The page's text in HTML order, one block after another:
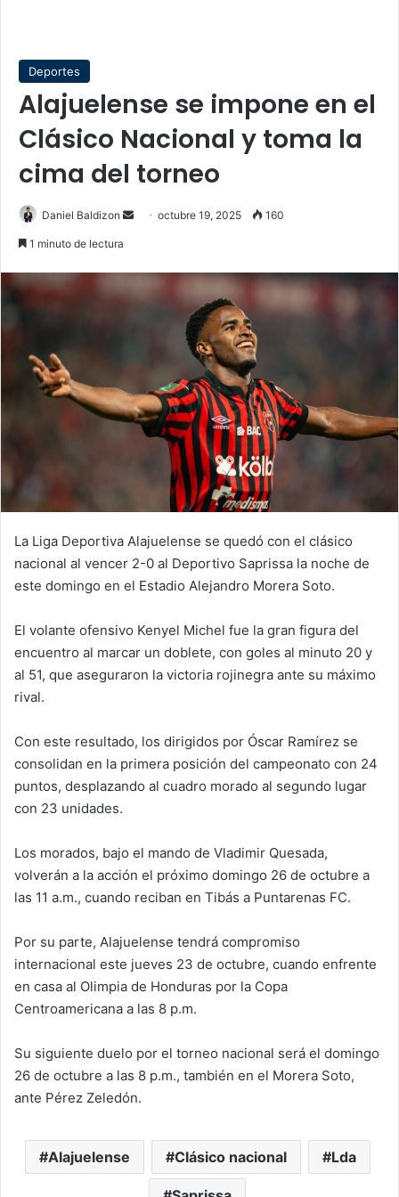
Deportes
Alajuelense se impone en el
Clásico Nacional y toma la
cima del torneo
Daniel Baldizon
Sendoctubre 19, 2025 160
1 minuto de lectura
La Liga Deportiva Alajuelense se quedó con el clásico
nacional al vencer 2-0 al Deportivo Saprissa la noche de
este domingo en el Estadio Alejandro Morera Soto.
El volante ofensivo Kenyel Michel fue la gran figura del
encuentro al marcar un doblete, con goles al minuto 20 y
al 51, que aseguraron la victoria rojinegra ante su máximo
rival.
Con este resultado, los dirigidos por Óscar Ramírez se
consolidan en la primera posición del campeonato con 24
puntos, desplazando al cuadro morado al segundo lugar
con 23 unidades.
Los morados, bajo el mando de Vladimir Quesada,
volverán a la acción el próximo domingo 26 de octubre a
las 11 a.m., cuando reciban en Tibás a Puntarenas FC.
Por su parte, Alajuelense tendrá compromiso
internacional este jueves 23 de octubre, cuando enfrente
en casa al Olimpia de Honduras por la Copa
Centroamericana a las 8 p.m.
Su siguiente duelo por el torneo nacional será el domingo
26 de octubre a las 8 p.m., también en el Morera Soto,
ante Pérez Zeledón.
Alajuelense Clásico nacional Lda